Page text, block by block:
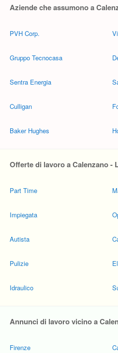
Aziende che assumono a
PVH Corp.
Gruppo Tecnocasa
Sentra Energia
Culligan
Baker Hughes
Offerte di lavoro a Calenzano -
Part Time
Impiegata
Autista
Pulizie
Idraulico
Annunci di lavoro vicino a
Firenze